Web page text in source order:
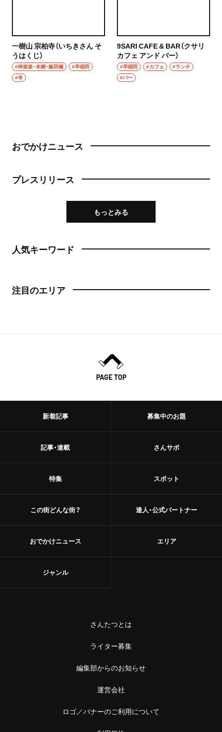
一樹山 宗柏寺（いちきさん そ
うはくじ）
#神楽坂・本郷・飯田橋
#早稲田
#寺
9SARI CAFE & BAR（クサリ
カフェ アンド バー）
#早稲田 #カフェ
#ランチ
#バー
おでかけニュース
プレスリリース
もっとみる
人気キーワード
注目のエリア
PAGE TOP
新着記事
記事・連載
特集
この街どんな街？
おでかけニュース
募集中のお題
さんサポ
スポット
達人・公式パートナー
エリア
ジャンル
さんたつとは
ライター募集
編集部からのお知らせ
運営会社
ロゴ／バナーのご利用について